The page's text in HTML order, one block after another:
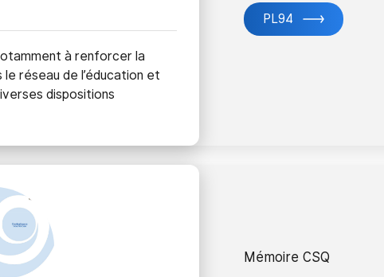
à renforcer la
réseau de l’éducation et
dispositions
PL94
Mémoire CSQ